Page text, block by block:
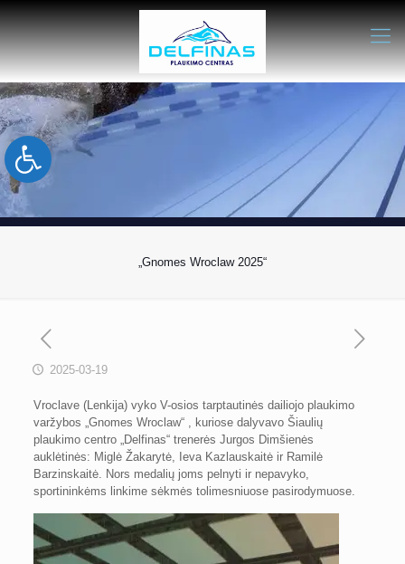
Open toolbar
„Gnomes Wroclaw 2025“
2025-03-19
Vroclave (Lenkija) vyko V-osios tarptautinės dailiojo plaukimo
varžybos „Gnomes Wroclaw“ , kuriose dalyvavo Šiaulių
plaukimo centro „Delfinas“ trenerės Jurgos Dimšienės
auklėtinės: Miglė Žakarytė, Ieva Kazlauskaitė ir Ramilė
Barzinskaitė. Nors medalių joms pelnyti ir nepavyko,
sportininkėms linkime sėkmės tolimesniuose pasirodymuose.